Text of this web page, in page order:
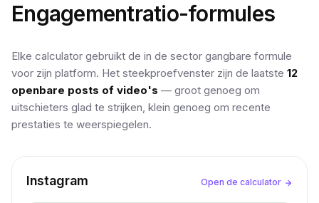
Engagementratio-formules
Elke calculator gebruikt de in de sector gangbare formule
voor zijn platform. Het steekproefvenster zijn de laatste 12
openbare posts of video's — groot genoeg om
uitschieters glad te strijken, klein genoeg om recente
prestaties te weerspiegelen.
Instagram Open de calculator